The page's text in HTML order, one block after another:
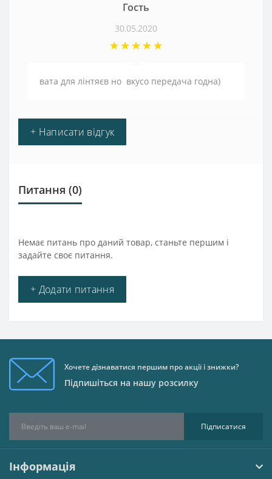
Гость
30.05.2020
вата для лінтяєв но вкусо передача годна)
+ Написати відгук
Питання (0)
Немає питань про даний товар, станьте першим і
задайте своє питання.
+ Додати питання
Хочете дізнаватися першим про акції і знижки?
Підпишіться на нашу розсилку
Підписатися
Інформація